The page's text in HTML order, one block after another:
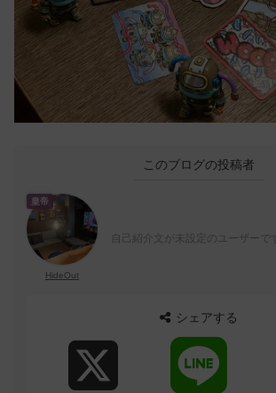
このブログの投稿者
皇帝
HideOut
自己紹介文が未設定のユーザーです
シェアする